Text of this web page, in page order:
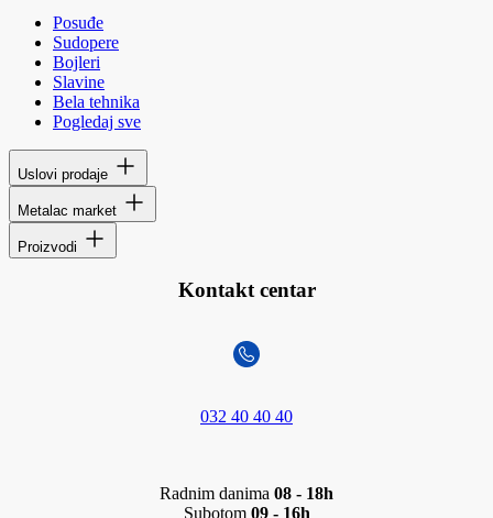
Posuđe
Sudopere
Bojleri
Slavine
Bela tehnika
Pogledaj sve
Uslovi prodaje
Metalac market
Proizvodi
Kontakt centar
032 40 40 40
Radnim danima 08 - 18h
Subotom 09 - 16h